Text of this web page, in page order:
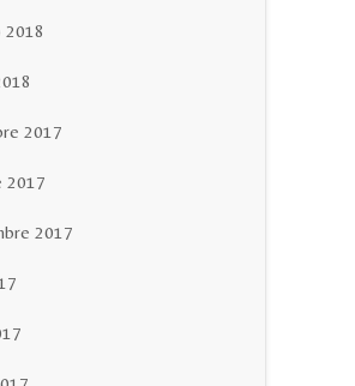
2018
2017
2017
2017